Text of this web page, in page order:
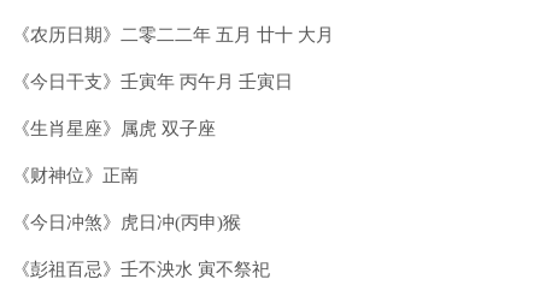
《农历日期》二零二二年 五月 廿十 大月
《今日干支》壬寅年 丙午月 壬寅日
《生肖星座》属虎 双子座
《财神位》正南
《今日冲煞》虎日冲(丙申)猴
《彭祖百忌》壬不泱水 寅不祭祀